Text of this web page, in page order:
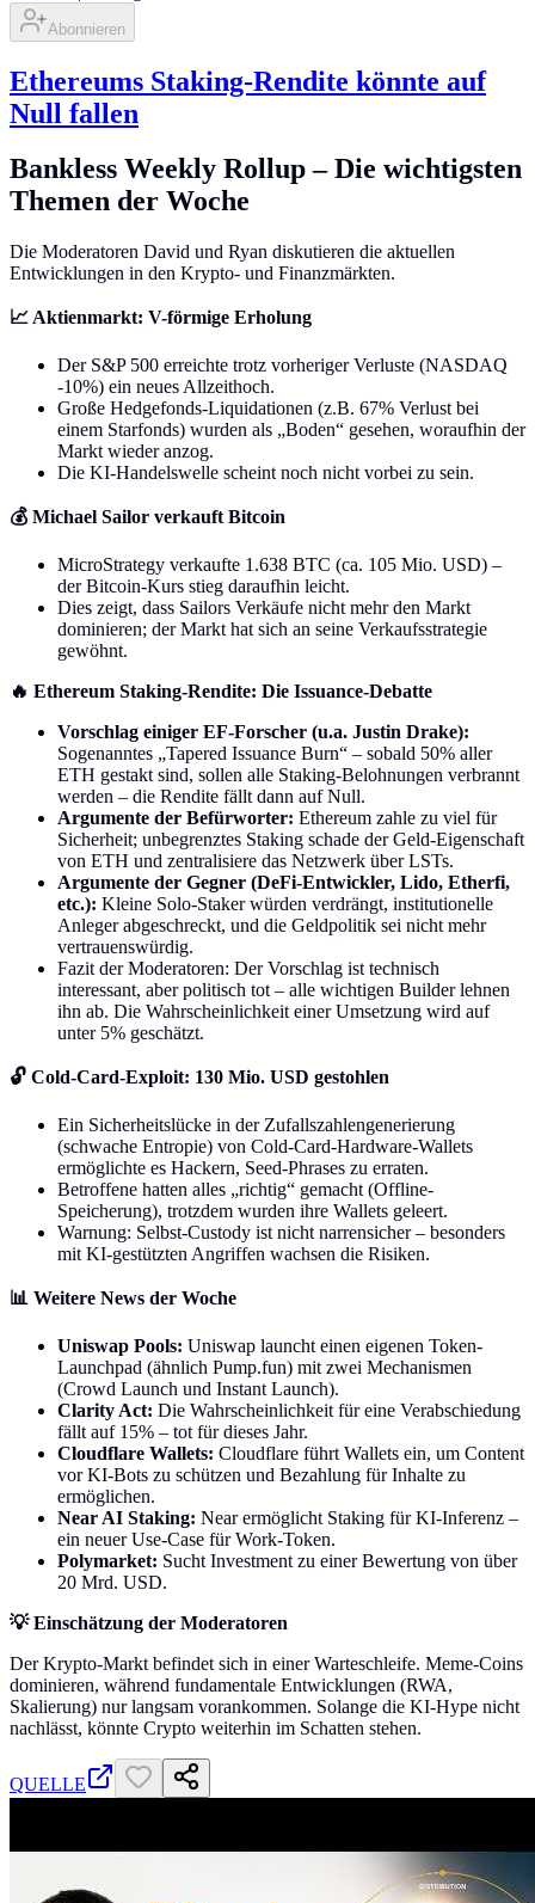
Abonnieren
Ethereums Staking-Rendite könnte auf
Null fallen
Bankless Weekly Rollup – Die wichtigsten
Themen der Woche
Die Moderatoren David und Ryan diskutieren die aktuellen
Entwicklungen in den Krypto- und Finanzmärkten.
📈 Aktienmarkt: V-förmige Erholung
Der S&P 500 erreichte trotz vorheriger Verluste (NASDAQ
-10%) ein neues Allzeithoch.
Große Hedgefonds-Liquidationen (z.B. 67% Verlust bei
einem Starfonds) wurden als „Boden“ gesehen, woraufhin der
Markt wieder anzog.
Die KI-Handelswelle scheint noch nicht vorbei zu sein.
💰 Michael Sailor verkauft Bitcoin
MicroStrategy verkaufte 1.638 BTC (ca. 105 Mio. USD) –
der Bitcoin-Kurs stieg daraufhin leicht.
Dies zeigt, dass Sailors Verkäufe nicht mehr den Markt
dominieren; der Markt hat sich an seine Verkaufsstrategie
gewöhnt.
🔥 Ethereum Staking-Rendite: Die Issuance-Debatte
Vorschlag einiger EF-Forscher (u.a. Justin Drake):
Sogenanntes „Tapered Issuance Burn“ – sobald 50% aller
ETH gestakt sind, sollen alle Staking-Belohnungen verbrannt
werden – die Rendite fällt dann auf Null.
Argumente der Befürworter: Ethereum zahle zu viel für
Sicherheit; unbegrenztes Staking schade der Geld-Eigenschaft
von ETH und zentralisiere das Netzwerk über LSTs.
Argumente der Gegner (DeFi-Entwickler, Lido, Etherfi,
etc.): Kleine Solo-Staker würden verdrängt, institutionelle
Anleger abgeschreckt, und die Geldpolitik sei nicht mehr
vertrauenswürdig.
Fazit der Moderatoren: Der Vorschlag ist technisch
interessant, aber politisch tot – alle wichtigen Builder lehnen
ihn ab. Die Wahrscheinlichkeit einer Umsetzung wird auf
unter 5% geschätzt.
🔓 Cold-Card-Exploit: 130 Mio. USD gestohlen
Ein Sicherheitslücke in der Zufallszahlengenerierung
(schwache Entropie) von Cold-Card-Hardware-Wallets
ermöglichte es Hackern, Seed-Phrases zu erraten.
Betroffene hatten alles „richtig“ gemacht (Offline-
Speicherung), trotzdem wurden ihre Wallets geleert.
Warnung: Selbst-Custody ist nicht narrensicher – besonders
mit KI-gestützten Angriffen wachsen die Risiken.
📊 Weitere News der Woche
Uniswap Pools: Uniswap launcht einen eigenen Token-
Launchpad (ähnlich Pump.fun) mit zwei Mechanismen
(Crowd Launch und Instant Launch).
Clarity Act: Die Wahrscheinlichkeit für eine Verabschiedung
fällt auf 15% – tot für dieses Jahr.
Cloudflare Wallets: Cloudflare führt Wallets ein, um Content
vor KI-Bots zu schützen und Bezahlung für Inhalte zu
ermöglichen.
Near AI Staking: Near ermöglicht Staking für KI-Inferenz –
ein neuer Use-Case für Work-Token.
Polymarket: Sucht Investment zu einer Bewertung von über
20 Mrd. USD.
💡 Einschätzung der Moderatoren
Der Krypto-Markt befindet sich in einer Warteschleife. Meme-Coins
dominieren, während fundamentale Entwicklungen (RWA,
Skalierung) nur langsam vorankommen. Solange die KI-Hype nicht
nachlässt, könnte Crypto weiterhin im Schatten stehen.
QUELLE